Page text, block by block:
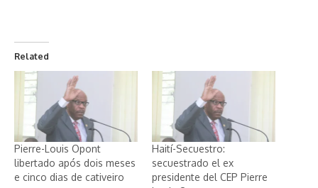
Related
Pierre-Louis Opont
libertado após dois meses
e cinco dias de cativeiro
Haití-Secuestro:
secuestrado el ex
presidente del CEP Pierre